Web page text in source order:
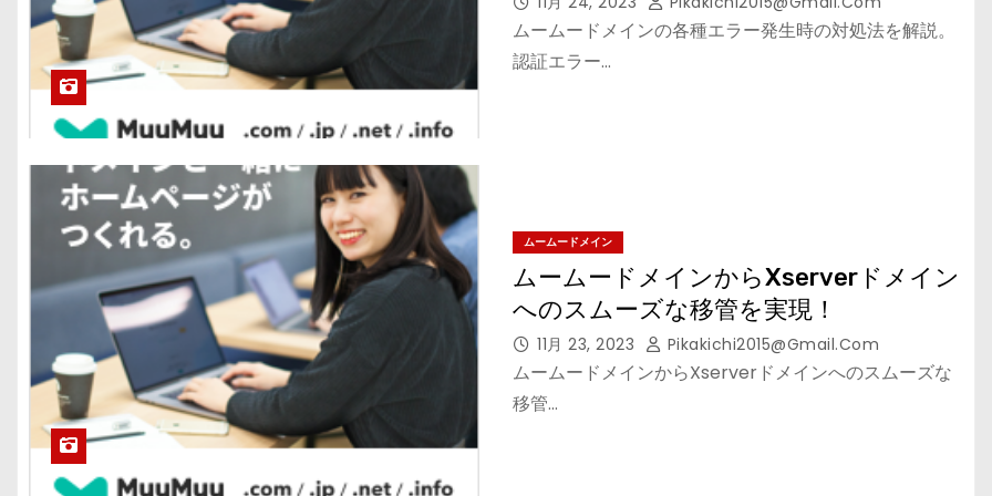
ムームードメインの各種エラー発生時の対処法を解説。
認証エラー…
ムームードメイン
ムームードメインからXserverドメイン
へのスムーズな移管を実現！
11月 23, 2023 Pikakichi2015@gmail.com
ムームードメインからXserverドメインへのスムーズな
移管…